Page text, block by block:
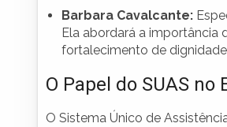
Barbara Cavalcante:
Ela abordará a importância
fortalecimento de
O Papel do SUAS
O Sistema Único de